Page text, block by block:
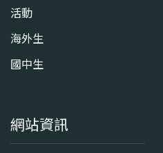
活動
海外生
國中生
網站資訊